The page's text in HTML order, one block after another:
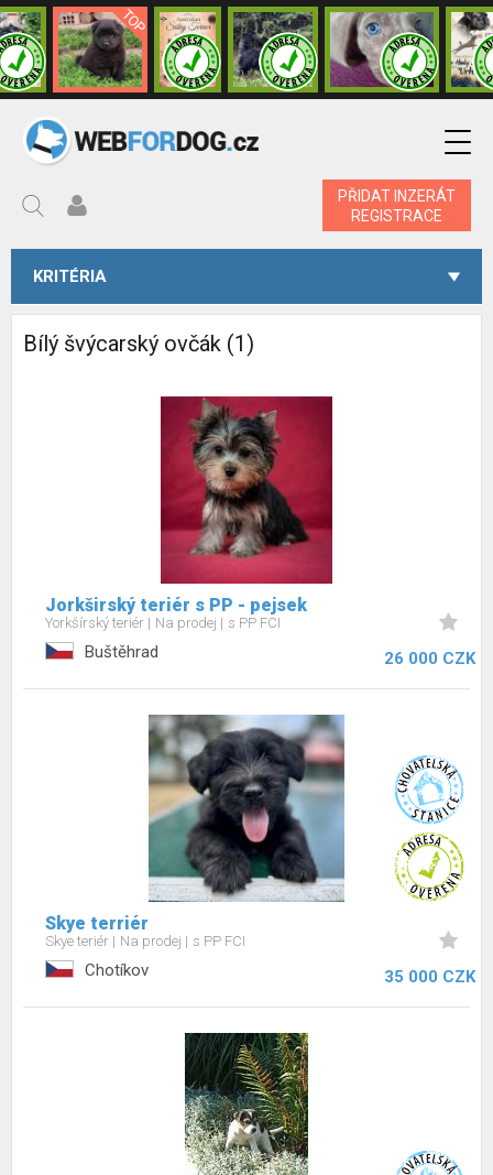
PŘIDAT INZERÁT
REGISTRACE
KRITÉRIA
Bílý švýcarský ovčák (1)
Jorkširský teriér s PP - pejsek
Yorkšírský teriér Na prodej s PP FCI
Buštěhrad 26 000 CZK
Skye terriér
Skye teriér Na prodej s PP FCI
Chotíkov 35 000 CZK